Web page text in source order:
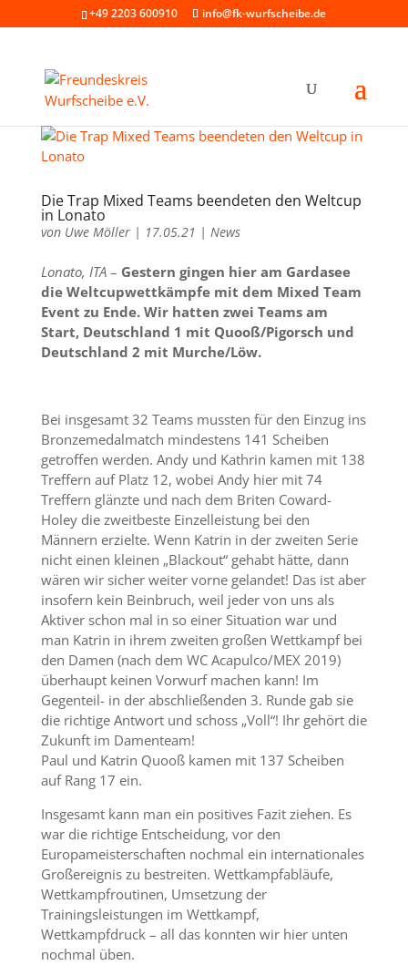
+49 2203 600910 info@fk-wurfscheibe.de
Die Trap Mixed Teams beendeten den Weltcup
in Lonato
von Uwe Möller| 17.05.21 | News
Lonato, ITA– Gestern gingen hier am Gardasee
die Weltcupwettkämpfe mit dem Mixed Team
Event zu Ende. Wir hatten zwei Teams am
Start, Deutschland 1 mit Quooß/Pigorsch und
Deutschland 2 mit Murche/Löw.
Bei insgesamt 32 Teams mussten für den Einzug ins
Bronzemedalmatch mindestens 141 Scheiben
getroffen werden. Andy und Kathrin kamen mit 138
Treffern auf Platz 12, wobei Andy hier mit 74
Treffern glänzte und nach dem Briten Coward-
Holey die zweitbeste Einzelleistung bei den
Männern erzielte. Wenn Katrin in der zweiten Serie
nicht einen kleinen „Blackout“ gehabt hätte, dann
wären wir sicher weiter vorne gelandet! Das ist aber
insofern kein Beinbruch, weil jeder von uns als
Aktiver schon mal in so einer Situation war und
man Katrin in ihrem zweiten großen Wettkampf bei
den Damen (nach dem WC Acapulco/MEX 2019)
überhaupt keinen Vorwurf machen kann! Im
Gegenteil- in der abschließenden 3. Runde gab sie
die richtige Antwort und schoss „Voll“! Ihr gehört die
Zukunft im Damenteam!
Paul und Katrin Quooß kamen mit 137 Scheiben
auf Rang 17 ein.
Insgesamt kann man ein positives Fazit ziehen. Es
war die richtige Entscheidung, vor den
Europameisterschaften nochmal ein internationales
Großereignis zu bestreiten. Wettkampfabläufe,
Wettkampfroutinen, Umsetzung der
Trainingsleistungen im Wettkampf,
Wettkampfdruck – all das konnten wir hier unten
nochmal üben.